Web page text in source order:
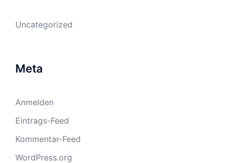
Uncategorized
Meta
Anmelden
Eintrags-Feed
Kommentar-Feed
WordPress.org